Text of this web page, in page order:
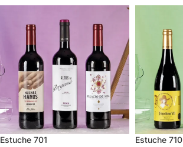
Estuche 701 Estuche 710